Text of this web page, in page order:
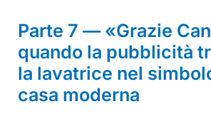
Parte 7 — «Grazie
quando la pubblicità
la lavatrice nel
casa moderna